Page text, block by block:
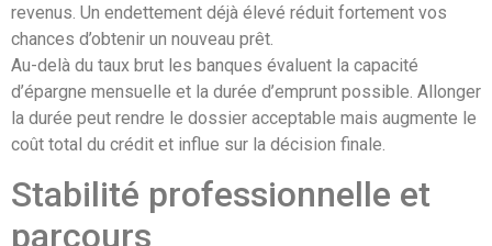
revenus. Un endettement déjà élevé réduit fortement vos
chances d’obtenir un nouveau prêt.
Au-delà du taux brut les banques évaluent la capacité
d’épargne mensuelle et la durée d’emprunt possible. Allonger
la durée peut rendre le dossier acceptable mais augmente le
coût total du crédit et influe sur la décision finale.
Stabilité professionnelle et
parcours